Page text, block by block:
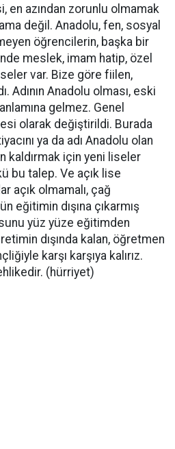
en azından zorunlu olmamak
değil. Anadolu, fen, sosyal
öğrencilerin, başka bir
meslek, imam hatip, özel
var. Bize göre fiilen,
Adının Anadolu olması, eski
gelmez. Genel
olarak değiştirildi. Burada
ya da adı Anadolu olan
kaldırmak için yeni liseler
bu talep. Ve açık lise
açık olmamalı, çağ
eğitimin dışına çıkarmış
yüz yüze eğitimden
dışında kalan, öğretmen
karşı karşıya kalırız.
(hürriyet)